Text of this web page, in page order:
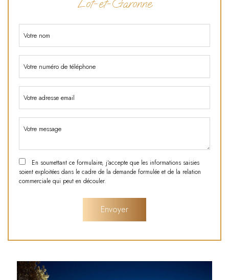
Lot-et-Garonne
En soumettant ce formulaire, j'accepte que les informations saisies
soient exploitées dans le cadre de la demande formulée et de la relation
commerciale qui peut en découler.